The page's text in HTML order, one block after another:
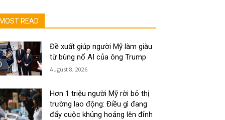
MOST READ
Đề xuất giúp người Mỹ làm giàu
từ bùng nổ AI của ông Trump
August 8, 2026
Hơn 1 triệu người Mỹ rời bỏ thị
trường lao động: Điều gì đang
đẩy cuộc khủng hoảng lên đỉnh